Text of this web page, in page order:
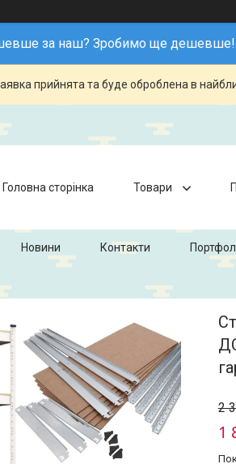
за наш? Зробимо ще дешевше!
прийнята та буде оброблена в
Головна сторінка Товари
Новини Контакти
2
1